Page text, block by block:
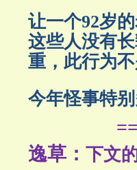
让一个92岁
这些人没有
重，此行为不
今年怪事特
逸草： 下文